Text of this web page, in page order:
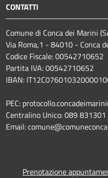
CONTATTI
Comune di Conca dei Marini
Via Roma,1 - 84010 - Conca
Codice Fiscale: 00542710652
Partita IVA: 00542710652
IBAN:
PEC:
Centralino Unico: 089 831301
Email:
Prenotazione